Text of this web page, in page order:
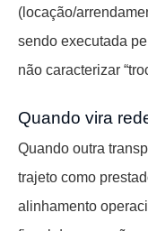
(locação/
sendo executada
não caracterizar
Quando vira
Quando outra
trajeto como
alinhamento